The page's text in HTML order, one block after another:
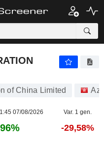
of China Limited
07/08/2026 Var. 1 gen.
-29,58%